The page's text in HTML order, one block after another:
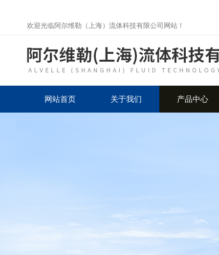
欢迎光临阿尔维勒（上海）流体科技有限公司网站！
网站首页 关于我们 产品中心